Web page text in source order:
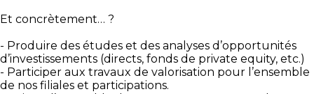
Et concrètement… ?
- Produire des études et des analyses d’opportunités
d’investissements (directs, fonds de private equity, etc.)
- Participer aux travaux de valorisation pour l’ensemble
de nos filiales et participations.